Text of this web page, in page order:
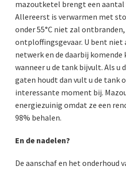
mazoutketel brengt een aantal
Allereerst is verwarmen met
onder 55°C niet zal
ontploffingsgevaar. U bent niet
netwerk en de daarbij
wanneer u de tank bijvult. Als u
gaten houdt dan vult u de tank
interessante moment bij.
energiezuinig omdat ze een
98% behalen.
En de nadelen?
De aanschaf en het onderhoud